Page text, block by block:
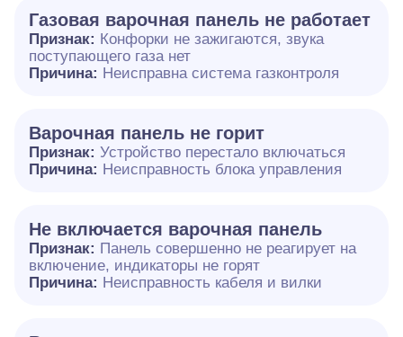
Газовая варочная панель не работает
Признак: Конфорки не зажигаются, звука
поступающего газа нет
Причина: Неисправна система газконтроля
Варочная панель не горит
Признак: Устройство перестало включаться
Причина: Неисправность блока управления
Не включается варочная панель
Признак: Панель совершенно не реагирует на
включение, индикаторы не горят
Причина: Неисправность кабеля и вилки